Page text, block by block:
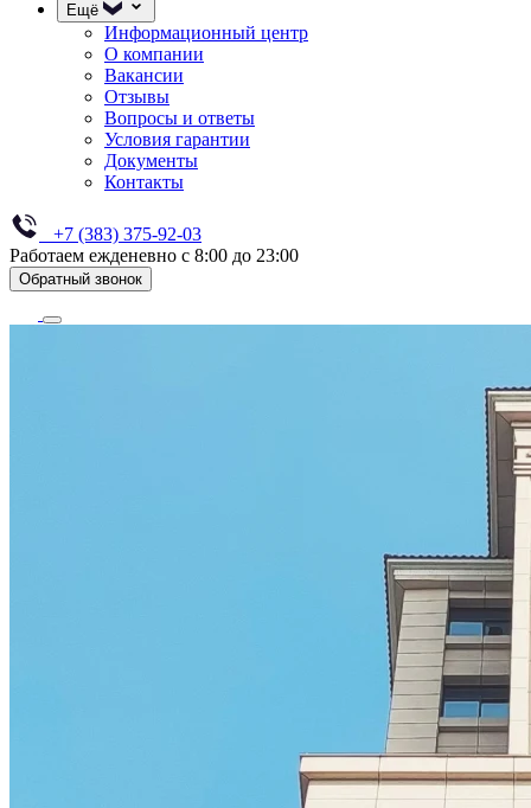
Ещё
Информационный центр
О компании
Вакансии
Отзывы
Вопросы и ответы
Условия гарантии
Документы
Контакты
+7 (383) 375-92-03
Работаем ежденевно с 8:00 до 23:00
Обратный звонок